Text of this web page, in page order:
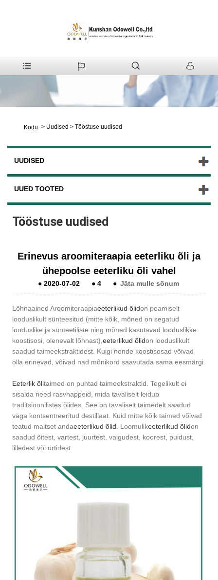
Kodu > Uudised > Tööstuse uudised
UUDISED
UUED TOOTED
Tööstuse uudised
Erinevus aroomiteraapia eeterliku õli ja
ühepoolse eeterliku õli vahel
● 2020-07-02 ● 4 ● Jäta mulle sõnum
Lõhnaained Aroomiteraapiaeeterlikud õlidon peamiselt
looduslikult sünteesitud (mitte kõik, mõned on segatud
looduslike ja sünteetiliste ning mõned kasutavad looduslikke
koostisosi, olenevalt lõhnast),eeterlikud õlidon looduslikult
saadud taimeekstraktidest. Kuigi nende koostisosad võivad
olla erinevad, võivad nad mõnikord saavutada sama eesmärgi.
Eeterlik õlitaimed on puhtad taimeekstraktid. Tegelikult ei
sisalda need rasvhappeid, mida tavaliselt leidub
traditsioonilistes õlides. See on tavaliselt taimedelt saadud
väga kontsentreeritud destillaat. Kuid mitte kõik taimed võivad
teatud maitset andaeeterlikud õlid. Loomulikeeterlikud õlidon
saadud õitest, vartest, juurtest, vaigudest, koorest, puidust,
lilledest või ürtidest.